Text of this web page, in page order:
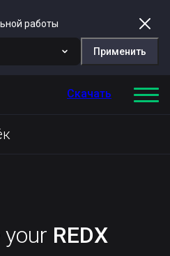
работы
Применить
Скачать
REDX